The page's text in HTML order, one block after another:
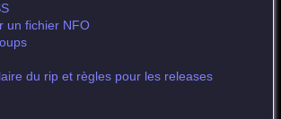
un fichier NFO
du rip et règles pour les releases